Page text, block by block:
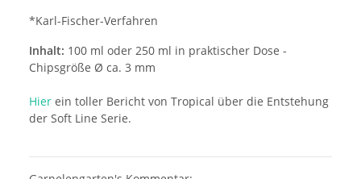
*Karl-Fischer-Verfahren
Inhalt: 100 ml oder 250 ml in praktischer Dose -
Chipsgröße Ø ca. 3 mm
Hier ein toller Bericht von Tropical über die Entstehung
der Soft Line Serie.